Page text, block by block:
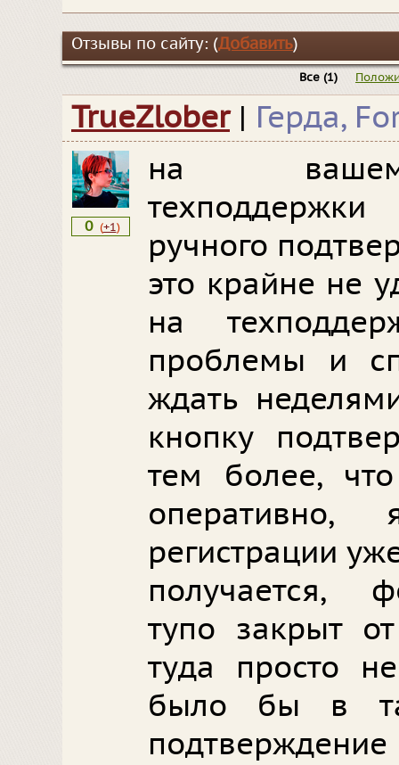
Отзывы по сайту: (Добавить)
Все (1)
TrueZlober | Герда,
0 (+1)
на
ручного
это крайне не
на
проблемы и
ждать
кнопку
тем более,
регистрации
получается,
тупо закрыт
туда просто
было бы в